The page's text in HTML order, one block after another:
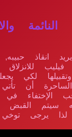
انقاذ
فيليب
لكي
أن تأتي
الإختفاء في
سيتم القبض
لذا يرجى توخي